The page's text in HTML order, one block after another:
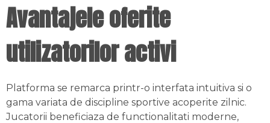
Avantajele oferite
utilizatorilor activi
Platforma se remarca printr-o interfata intuitiva si o
gama variata de discipline sportive acoperite zilnic.
Jucatorii beneficiaza de functionalitati moderne,